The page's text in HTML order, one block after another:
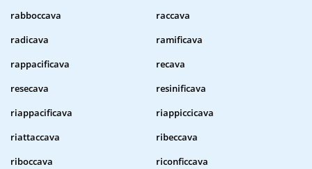
rabboccava
raccava
radicava
ramificava
rappacificava
recava
resecava
resinificava
riappacificava
riappiccicava
riattaccava
ribeccava
riboccava
riconficcava